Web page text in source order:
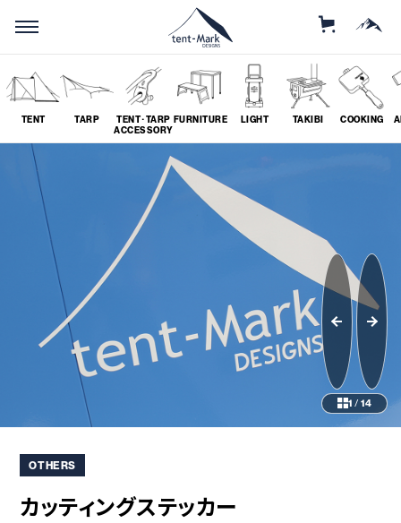
STORE MOUNTAIN
TENT TARP
TENT･TARP
ACCESSORY
FURNITURE LIGHT TAKIBI COOKING
ソロ
# SOLO
グループ
# GROUP
ツーリング
# TOURING
料理
# COOKING
コラボレーション
# COLLABORATION # IKI
# LEATHER
1 /14
OTHERS
カッティングステッカー